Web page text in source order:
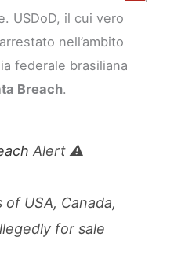
USDoD, il cui vero
nell’ambito
federale brasiliana
Breach.
Alert ⚠️
USA, Canada,
for sale